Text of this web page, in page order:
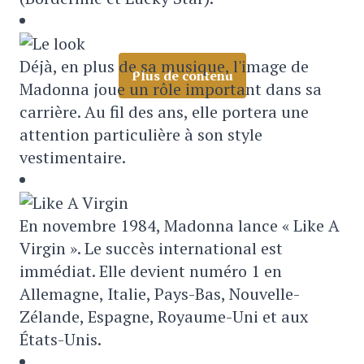
Déjà, en plus de sa musique, l'image de
Madonna joue un rôle important dans sa
carrière. Au fil des ans, elle portera une
attention particulière à son style
vestimentaire.
En novembre 1984, Madonna lance « Like A
Virgin ». Le succès international est
immédiat. Elle devient numéro 1 en
Allemagne, Italie, Pays-Bas, Nouvelle-
Zélande, Espagne, Royaume-Uni et aux
États-Unis.
Plus de contenu